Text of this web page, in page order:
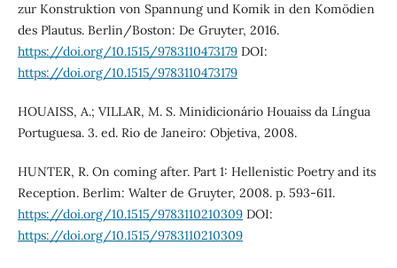
zur Konstruktion von Spannung und Komik in den Komödien
des Plautus. Berlin/Boston: De Gruyter, 2016.
https://doi.org/10.1515/9783110473179DOI:
https://doi.org/10.1515/9783110473179
HOUAISS, A.; VILLAR, M. S. Minidicionário Houaiss da Língua
Portuguesa. 3. ed. Rio de Janeiro: Objetiva, 2008.
HUNTER, R. On coming after. Part 1: Hellenistic Poetry and its
Reception. Berlim: Walter de Gruyter, 2008. p. 593-611.
https://doi.org/10.1515/9783110210309DOI:
https://doi.org/10.1515/9783110210309